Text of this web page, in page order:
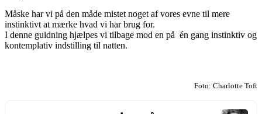
Måske har vi på den måde mistet noget af vores evne til mere
instinktivt at mærke hvad vi har brug for.
I denne guidning hjælpes vi tilbage mod en på én gang instinktiv og
kontemplativ indstilling til natten.
Foto: Charlotte Toft